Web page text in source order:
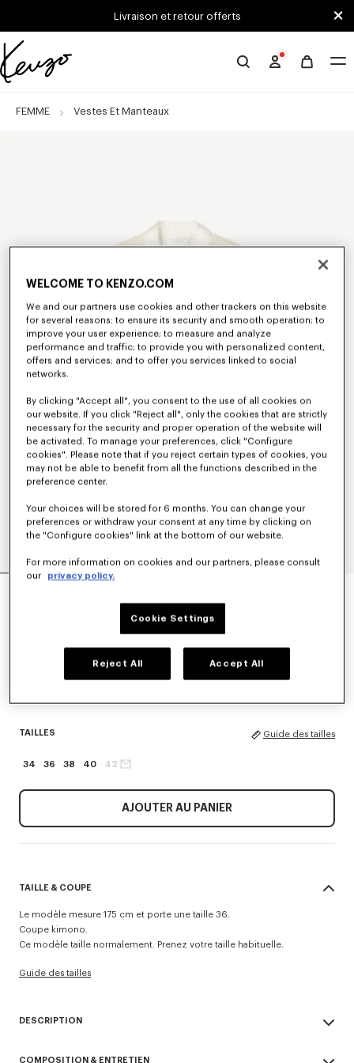
Skip to main content
Skip to footer contentLivraison et retour offerts
Site
KENZO
FEMME Vestes Et Manteaux
BLAZER KIMONO À SIMPLE BOUTONNAGE EN
COULEUR :Ecru
TAILLES Guide des tailles
34 36 38 40 42
AJOUTER AU PANIER
TAILLE & COUPE
Le modèle mesure 175 cm et porte une taille 36.
Coupe kimono.
Ce modèle taille normalement. Prenez votre taille habituelle.
Guide des tailles
DESCRIPTION
COMPOSITION & ENTRETIEN
WELCOME TO KENZO.COM
We and our partners use cookies and other trackers on this website
for several reasons: to ensure its security and smooth operation; to
improve your user experience; to measure and analyze
performance and traffic; to provide you with personalized content,
offers and services; and to offer you services linked to social
networks.
By clicking "Accept all", you consent to the use of all cookies on
our website. If you click "Reject all", only the cookies that are strictly
necessary for the security and proper operation of the website will
be activated. To manage your preferences, click "Configure
cookies". Please note that if you reject certain types of cookies, you
may not be able to benefit from all the functions described in the
preference center.
Your choices will be stored for 6 months. You can change your
preferences or withdraw your consent at any time by clicking on
the "Configure cookies" link at the bottom of our website.
For more information on cookies and our partners, please consult
our
privacy policy.
Cookie Settings
Reject All Accept All